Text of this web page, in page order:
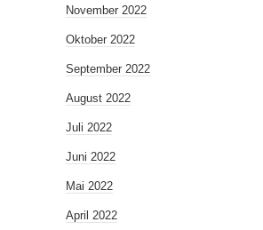
November 2022
Oktober 2022
September 2022
August 2022
Juli 2022
Juni 2022
Mai 2022
April 2022